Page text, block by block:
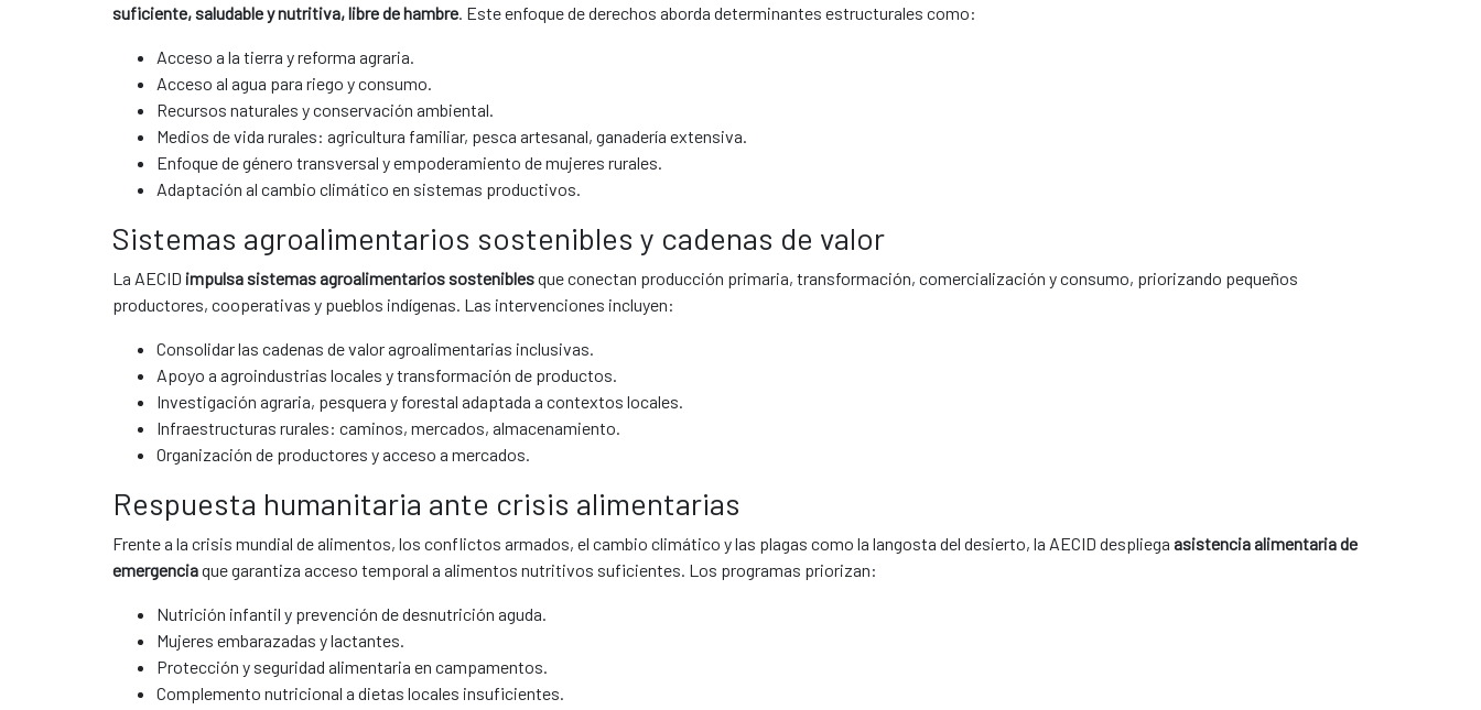
suficiente, saludable y nutritiva, libre de hambre . Este enfoque de derechos aborda determinantes estructurales como:
Acceso a la tierra y reforma agraria.
Acceso al agua para riego y consumo.
Recursos naturales y conservación ambiental.
Medios de vida rurales: agricultura familiar, pesca artesanal, ganadería extensiva.
Enfoque de género transversal y empoderamiento de mujeres rurales.
Adaptación al cambio climático en sistemas productivos.
Sistemas agroalimentarios sostenibles y cadenas de valor
La AECID impulsa sistemas agroalimentarios sosteniblesque conectan producción primaria, transformación, comercialización y consumo, priorizando pequeños
productores, cooperativas y pueblos indígenas. Las intervenciones incluyen:
Consolidar las cadenas de valor agroalimentarias inclusivas.
Apoyo a agroindustrias locales y transformación de productos.
Investigación agraria, pesquera y forestal adaptada a contextos locales.
Infraestructuras rurales: caminos, mercados, almacenamiento.
Organización de productores y acceso a mercados.
Respuesta humanitaria ante crisis alimentarias
Frente a la crisis mundial de alimentos, los conflictos armados, el cambio climático y las plagas como la langosta del desierto, la AECID despliega asistencia alimentaria de
emergenciaque garantiza acceso temporal a alimentos nutritivos suficientes. Los programas priorizan:
Nutrición infantil y prevención de desnutrición aguda.
Mujeres embarazadas y lactantes.
Protección y seguridad alimentaria en campamentos.
Complemento nutricional a dietas locales insuficientes.